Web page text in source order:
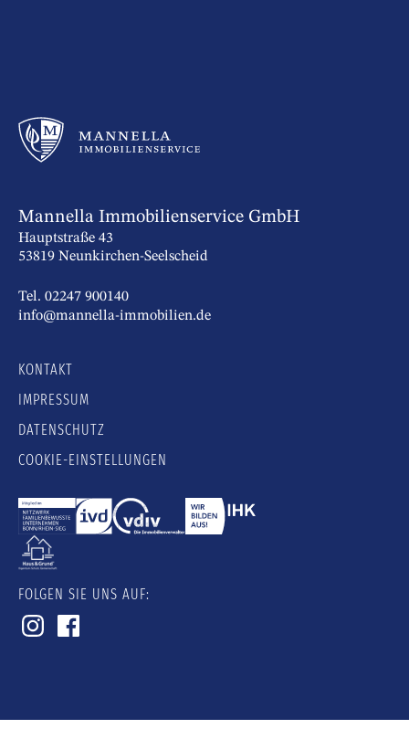
Mannella Immobilienservice GmbH
Hauptstraße 43
53819 Neunkirchen-Seelscheid
Tel. 02247 900140
info@mannella-immobilien.de
KONTAKT
IMPRESSUM
DATENSCHUTZ
COOKIE-EINSTELLUNGEN
FOLGEN SIE UNS AUF: